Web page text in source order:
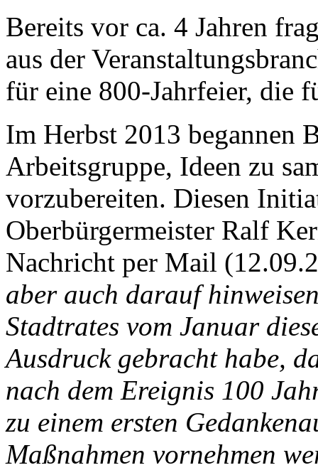
Bereits vor ca. 4 Jahren
aus der
für eine 800-Jahrfeier, die
Im Herbst 2013 begannen
Arbeitsgruppe, Ideen zu
vorzubereiten. Diesen
Oberbürgermeister Ralf
Nachricht per Mail
aber auch darauf
Stadtrates vom Januar
Ausdruck gebracht habe,
nach dem Ereignis 100
zu einem ersten
Maßnahmen vornehmen